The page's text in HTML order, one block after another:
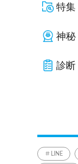
特集
神秘
診断
LINE